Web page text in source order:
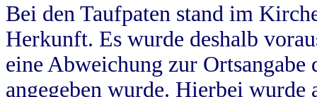
Bei den Taufpaten stand im
Herkunft. Es wurde deshalb
eine Abweichung zur
angegeben wurde. Hierbei wurde